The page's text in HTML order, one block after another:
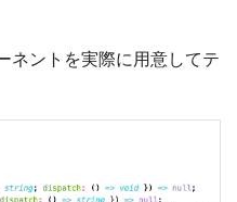
ネントを実際に用意してテ